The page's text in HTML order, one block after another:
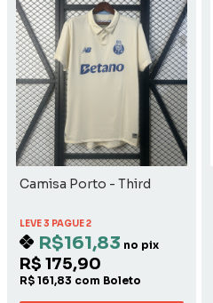
Camisa Porto - Third
LEVE 3 PAGUE 2
R$161,83 no pix
R$ 175,90
R$ 161,83 com Boleto